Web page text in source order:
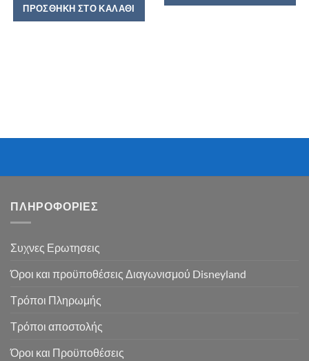
ΠΡΟΣΘΉΚΗ ΣΤΟ ΚΑΛΆΘΙ
ΠΛΗΡΟΦΟΡΙΕΣ
Συχνες Ερωτησεις
Όροι και προϋποθέσεις Διαγωνισμού Disneyland
Τρόποι Πληρωμής
Τρόποι αποστολής
Όροι και Προϋποθέσεις